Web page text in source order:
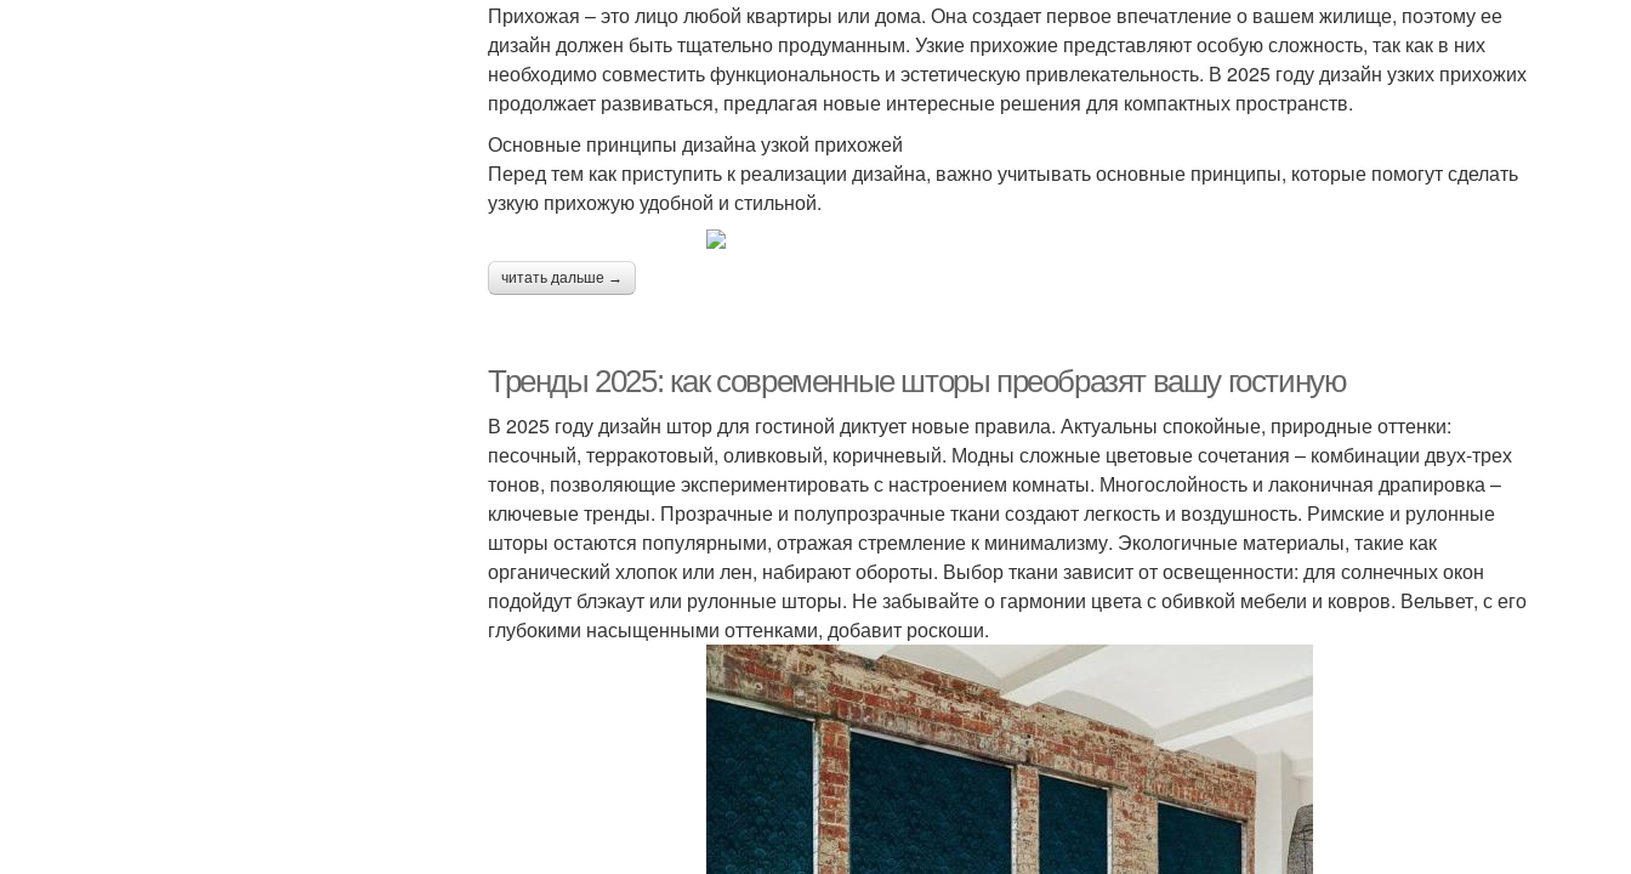
Прихожая – это лицо любой квартиры или дома. Она создает первое впечатление о вашем жилище, поэтому ее
дизайн должен быть тщательно продуманным. Узкие прихожие представляют особую сложность, так как в них
необходимо совместить функциональность и эстетическую привлекательность. В 2025 году дизайн узких прихожих
продолжает развиваться, предлагая новые интересные решения для компактных пространств.
Основные принципы дизайна узкой прихожей
Перед тем как приступить к реализации дизайна, важно учитывать основные принципы, которые помогут сделать
узкую прихожую удобной и стильной.
читать дальше →
Тренды 2025: как современные шторы преобразят вашу гостиную
В 2025 году дизайн штор для гостиной диктует новые правила. Актуальны спокойные, природные оттенки:
песочный, терракотовый, оливковый, коричневый. Модны сложные цветовые сочетания – комбинации двух-трех
тонов, позволяющие экспериментировать с настроением комнаты. Многослойность и лаконичная драпировка –
ключевые тренды. Прозрачные и полупрозрачные ткани создают легкость и воздушность. Римские и рулонные
шторы остаются популярными, отражая стремление к минимализму. Экологичные материалы, такие как
органический хлопок или лен, набирают обороты. Выбор ткани зависит от освещенности: для солнечных окон
подойдут блэкаут или рулонные шторы. Не забывайте о гармонии цвета с обивкой мебели и ковров. Вельвет, с его
глубокими насыщенными оттенками, добавит роскоши.